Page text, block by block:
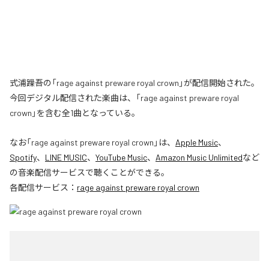
式浦躁吾の「rage against preware royal crown」が配信開始された。
今回デジタル配信された楽曲は、「rage against preware royal
crown」を含む全1曲となっている。
なお「rage against preware royal crown 」は、 Apple Music、
Spotify、 LINE MUSIC、 YouTube Music、 Amazon Music Unlimitedなど
の音楽配信サービスで聴くことができる。
各配信サービス： rage against preware royal crown